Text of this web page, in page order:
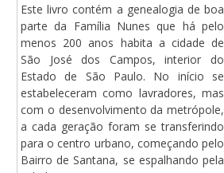
Este livro contém a genealogia de boa
parte da Família Nunes que há pelo
menos 200 anos habita a cidade de
São José dos Campos, interior do
Estado de São Paulo. No início se
estabeleceram como lavradores, mas
com o desenvolvimento da metrópole,
a cada geração foram se transferindo
para o centro urbano, começando pelo
Bairro de Santana, se espalhando pela